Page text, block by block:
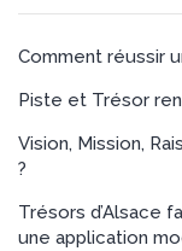
Comment réussir
Piste et Trésor
Vision, Mission,
?
Trésors d’Alsace
une application